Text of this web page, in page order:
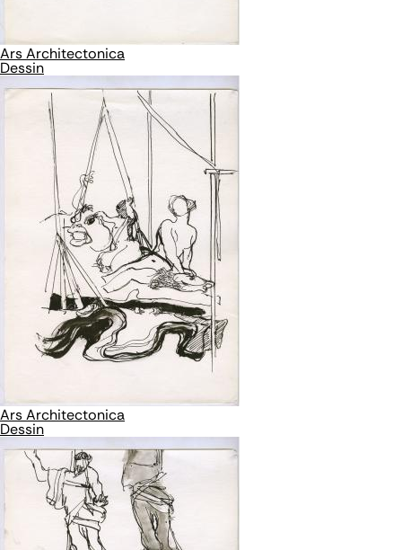
Ars Architectonica
Dessin
Ars Architectonica
Dessin